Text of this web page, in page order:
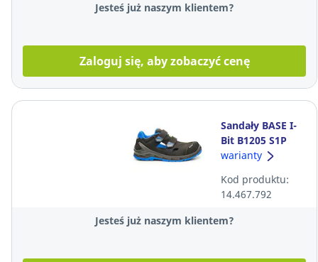
Jesteś już naszym klientem?
Zaloguj się, aby zobaczyć cenę
Sandały BASE I-
Bit B1205 S1P
ESD SRC, czarne,
warianty
Kod produktu:
14.467.792
Jesteś już naszym klientem?